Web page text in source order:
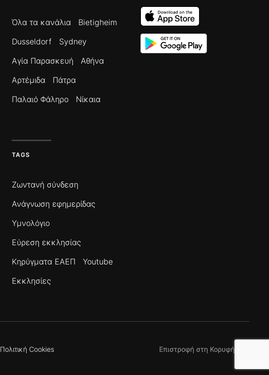
Όλα τα κανάλια
Bietigheim
Dusseldorf
Sydney
Αγία Παρασκευή
Αθήνα
Αρτέμιδα
Πάτρα
Παλαιό Φάληρο
Νίκαια
TAGS
Ζωντανή σύνδεση
Ανάγνωση εφημερίδας
Υμνολόγιο
Εύρεση εκκλησίας
Κηρύγματα ΕΑΕΠ
Youtube
Εκκλησίες
Πολιτική Cookies Επιστροφή στη Κορυφή